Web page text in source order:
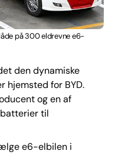
på 300 eldrevne e6-
den dynamiske
hjemsted for BYD.
og en af
til
e6-elbilen i